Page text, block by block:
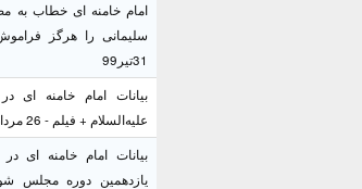
امام خامنه ای خطاب به
سلیمانی را هرگز
31تیر99
بیانات امام خامنه ای
علیه‌السلام + فیلم - 26 مرداد 1364
بیانات امام خامنه ای در
یازدهمین دوره مجلس